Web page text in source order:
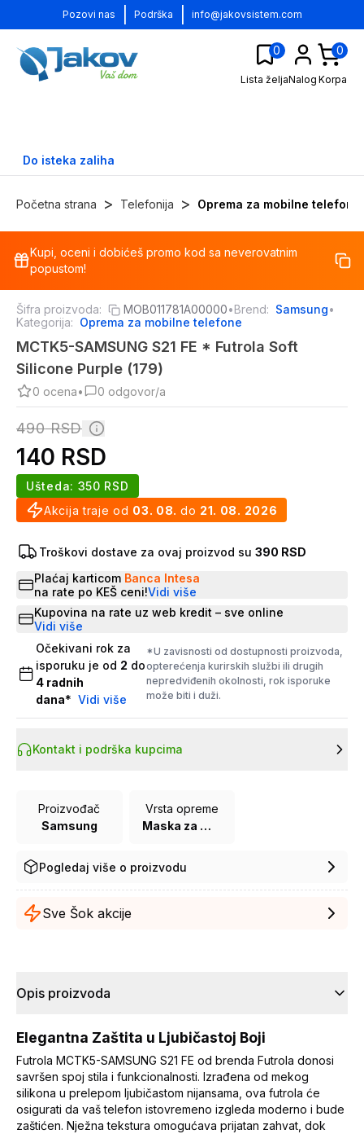
Pozovi nas Podrška info@jakovsistem.com
0
Lista željaNalog
0
Korpa
Do isteka zaliha
Početna strana > Telefonija > Oprema za mobilne telefone
%
Kupi, oceni i dobićeš promo kod sa neverovatnim
popustom!
Šifra proizvoda: MOB011781A00000•Brend: Samsung•
Kategorija: Oprema za mobilne telefone
MCTK5-SAMSUNG S21 FE * Futrola Soft
Silicone Purple (179)
0 ocena• 0 odgovor/a
490RSD
140 RSD
Akcija traje od 03. 08. do 21. 08. 2026
Ušteda: 350 RSD
Troškovi dostave za ovaj proizvod su 390 RSD
Plaćaj karticom Banca Intesa
na rate po KEŠ ceni!Vidi više
Kupovina na rate uz web kredit – sve online
Vidi više
Očekivani rok za
isporuku je od 2 do
4 radnih
dana* Vidi više
*U zavisnosti od dostupnosti proizvoda,
opterećenja kurirskih službi ili drugih
nepredviđenih okolnosti, rok isporuke
može biti i duži.
Kontakt i podrška kupcima
Proizvođač
Samsung
Vrsta opreme
Maska za mobilni telefon
Pogledaj više o proizvodu
Sve Šok akcije
Opis proizvoda
Elegantna Zaštita u Ljubičastoj Boji
Futrola MCTK5-SAMSUNG S21 FE od brenda Futrola donosi
savršen spoj stila i funkcionalnosti. Izrađena od mekog
silikona u prelepom ljubičastom nijansama, ova futrola će
osigurati da vaš telefon istovremeno izgleda moderno i bude
zaštićen. Nježna tekstura omogućava prijatan zahvat, dok